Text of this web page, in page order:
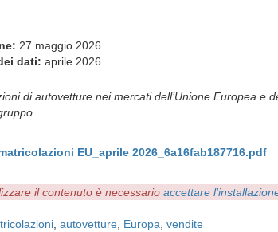
27 maggio 2026
dati: aprile 2026
di autovetture nei mercati dell’Unione Europea e
EU_aprile 2026_6a16fab187716.pdf
il contenuto è necessario accettare
autovetture Europa vendite